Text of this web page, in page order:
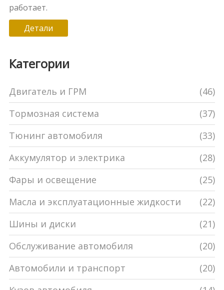
работает.
Детали
Категории
Двигатель и ГРМ
(46)
Тормозная система
(37)
Тюнинг автомобиля
(33)
Аккумулятор и электрика
(28)
Фары и освещение
(25)
Масла и эксплуатационные жидкости
(22)
Шины и диски
(21)
Обслуживание автомобиля
(20)
Автомобили и транспорт
(20)